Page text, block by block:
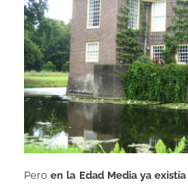
Peroen la Edad Media ya